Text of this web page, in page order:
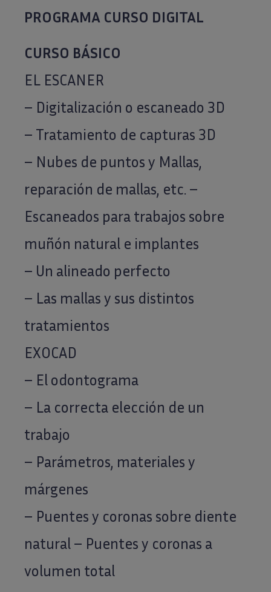
PROGRAMA CURSO DIGITAL
CURSO BÁSICO
EL ESCANER
– Digitalización o escaneado 3D
– Tratamiento de capturas 3D
– Nubes de puntos y Mallas,
reparación de mallas, etc. –
Escaneados para trabajos sobre
muñón natural e implantes
– Un alineado perfecto
– Las mallas y sus distintos
tratamientos
EXOCAD
– El odontograma
– La correcta elección de un
trabajo
– Parámetros, materiales y
márgenes
– Puentes y coronas sobre diente
natural – Puentes y coronas a
volumen total